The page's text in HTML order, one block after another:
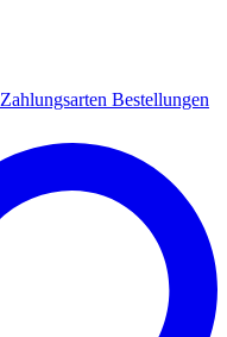
Zahlungsarten Bestellungen